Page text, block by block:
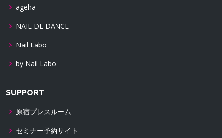
ageha
NAIL DE DANCE
Nail Labo
by Nail Labo
SUPPORT
原宿プレスルーム
セミナー予約サイト